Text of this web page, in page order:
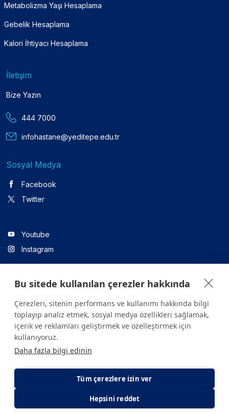
Metabolizma Yaşı Hesaplama
Gebelik Hesaplama
Kalori İhtiyacı Hesaplama
İletişim
Bize Yazın
444 7000
infohastane@yeditepe.edu.tr
Sosyal Medya
Facebook
Twitter
Youtube
Instagram
Linkedin
Sitede yer alan tüm içerikler yalnızca bilgilendirme amaçlıdır.
Sağlığınızla ilgili sorularınız için mutlaka doktoruza ya da bir sağlık
kuruluşuna başvurunuz.
Gizlilik ve Çerez Politikası KVKK Aydınlatma Metni
Bu sitede kullanılan çerezler hakkında
Çerezleri, sitenin performans ve kullanımı hakkında bilgi
toplayıp analiz etmek, sosyal medya özellikleri sağlamak,
içerik ve reklamları geliştirmek ve özelleştirmek için
kullanıyoruz.
Daha fazla bilgi edinin
Tüm çerezlere izin ver
Hepsini reddet